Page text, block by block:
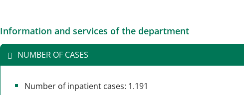
Information and services of the department
NUMBER OF CASES
Number of inpatient cases: 1.191